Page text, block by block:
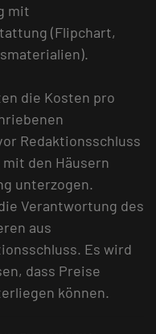
mit
(Flipchart,
die Kosten pro
Redaktionsschluss
mit den Häusern
unterzogen.
Verantwortung des
aus
Es wird
dass Preise
können.